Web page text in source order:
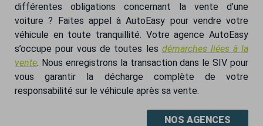
différentes obligations concernant la vente d’une
voiture ? Faites appel à AutoEasy pour vendre votre
véhicule en toute tranquillité. Votre agence AutoEasy
s’occupe pour vous de toutes les démarches liées à la
vente. Nous enregistrons la transaction dans le SIV pour
vous garantir la décharge complète de votre
responsabilité sur le véhicule après sa vente.
NOS AGENCES